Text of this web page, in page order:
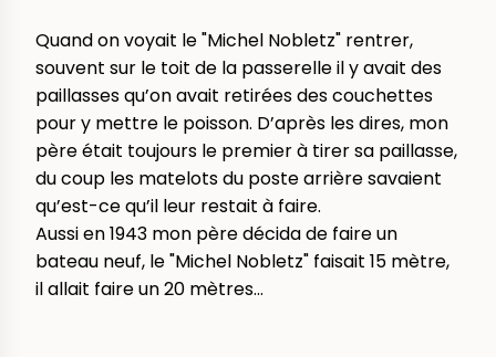
Quand on voyait le "Michel Nobletz" rentrer,
souvent sur le toit de la passerelle il y avait des
paillasses qu’on avait retirées des couchettes
pour y mettre le poisson. D’après les dires, mon
père était toujours le premier à tirer sa paillasse,
du coup les matelots du poste arrière savaient
qu’est-ce qu’il leur restait à faire.
Aussi en 1943 mon père décida de faire un
bateau neuf, le "Michel Nobletz" faisait 15 mètre,
il allait faire un 20 mètres...